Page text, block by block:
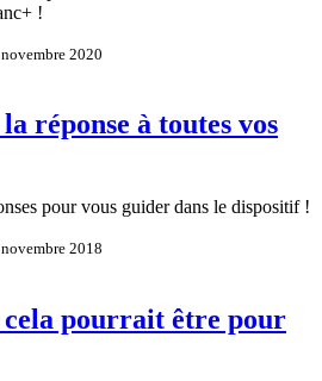
!
2020
réponse à toutes vos
pour vous guider dans le dispositif !
2018
pourrait être pour